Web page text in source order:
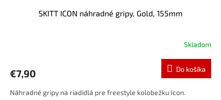
SKITT ICON náhradné gripy, Gold, 155mm
Skladom
€7,90 Do košíka
Náhradné gripy na riadidlá pre freestyle kolobežku Icon.